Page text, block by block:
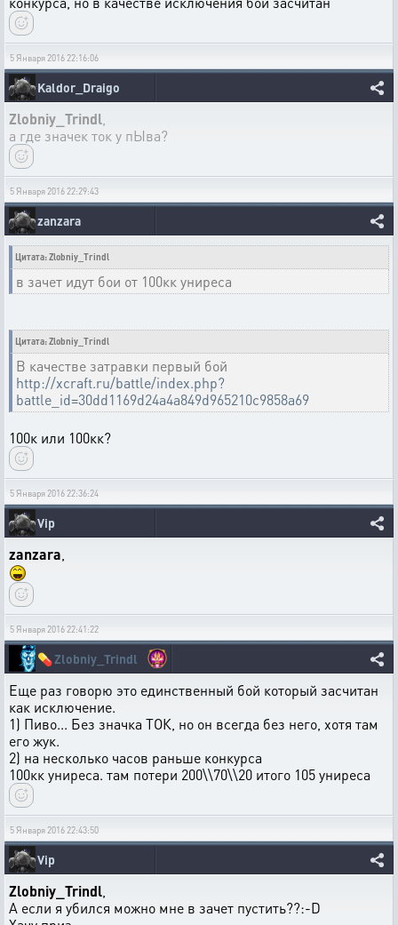
5 Января 2016 22:16:06
Kaldor_Draigo
Zlobniy_Trindl
а где значек ток у пЫва?
5 Января 2016 22:29:43
zanzara
Цитата: Zlobniy_Trindl
в зачет идут бои от 100кк униреса
Цитата: Zlobniy_Trindl
В качестве затравки первый бой
http://xcraft.ru/battle/index.php?
battle_id=30dd1169d24a4a849d965210c9858a69
100к или 100кк?
5 Января 2016 22:36:24
Vip
zanzara
5 Января 2016 22:41:22
💊Zlobniy_Trindl
Еще раз говорю это единственный бой который засчитан
как исключение.
1) Пиво... Без значка ТОК, но он всегда без него, хотя там
его жук.
2) на несколько часов раньше конкурса
100кк униреса. там потери 200\\70\\20 итого 105 униреса
5 Января 2016 22:43:50
Vip
Zlobniy_Trindl
А если я убился можно мне в зачет пустить??:-D